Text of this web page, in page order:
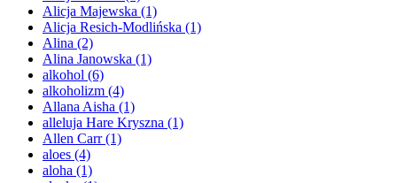
Alicja Majewska (1)
Alicja Resich-Modlińska (1)
Alina (2)
Alina Janowska (1)
alkohol (6)
alkoholizm (4)
Allana Aisha (1)
alleluja Hare Kryszna (1)
Allen Carr(1)
aloes (4)
aloha (1)